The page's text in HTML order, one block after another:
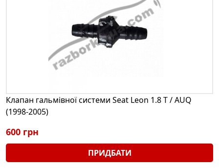
Клапан гальмівної системи Seat Leon 1.8 T / AUQ
(1998-2005)
600 грн
ПРИДБАТИ